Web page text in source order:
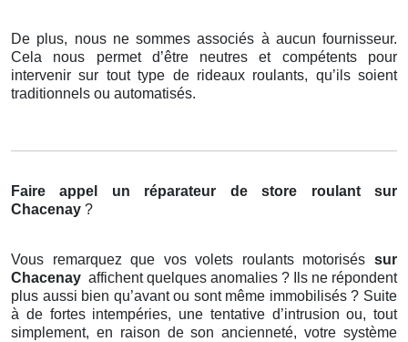
De plus, nous ne sommes associés à aucun fournisseur.
Cela nous permet d’être neutres et compétents pour
intervenir sur tout type de rideaux roulants, qu’ils soient
traditionnels ou automatisés.
Faire appel un réparateur de store roulant
sur
Chacenay ?
Vous remarquez que vos volets roulants motorisés sur
Chacenay affichent quelques anomalies ? Ils ne répondent
plus aussi bien qu’avant ou sont même immobilisés ? Suite
à de fortes intempéries, une tentative d’intrusion ou, tout
simplement, en raison de son ancienneté, votre système